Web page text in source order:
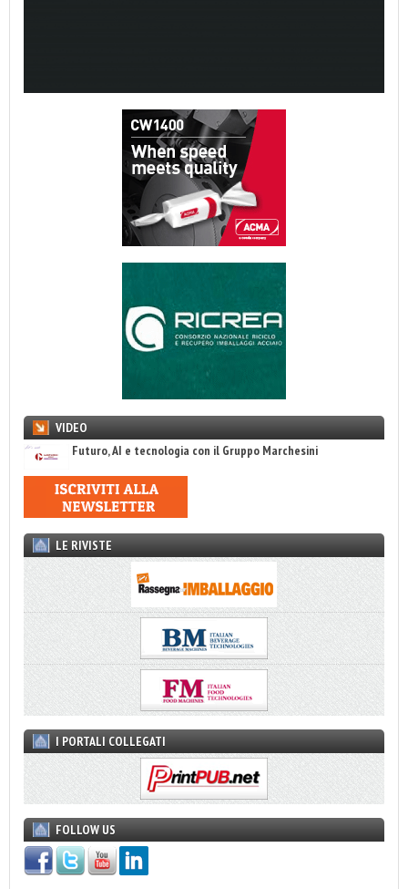
VIDEO
Futuro, AI e tecnologia con il Gruppo Marchesini
LE RIVISTE
I PORTALI COLLEGATI
FOLLOW US